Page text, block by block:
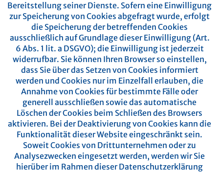
Bereitstellung seiner Dienste. Sofern eine Einwilligung
zur Speicherung von Cookies abgefragt wurde, erfolgt
die Speicherung der betreffenden Cookies
ausschließlich auf Grundlage dieser Einwilligung (Art.
6 Abs. 1 lit. a DSGVO); die Einwilligung ist jederzeit
widerrufbar. Sie können Ihren Browser so einstellen,
dass Sie über das Setzen von Cookies informiert
werden und Cookies nur im Einzelfall erlauben, die
Annahme von Cookies für bestimmte Fälle oder
generell ausschließen sowie das automatische
Löschen der Cookies beim Schließen des Browsers
aktivieren. Bei der Deaktivierung von Cookies kann die
Funktionalität dieser Website eingeschränkt sein.
Soweit Cookies von Drittunternehmen oder zu
Analysezwecken eingesetzt werden, werden wir Sie
hierüber im Rahmen dieser Datenschutzerklärung